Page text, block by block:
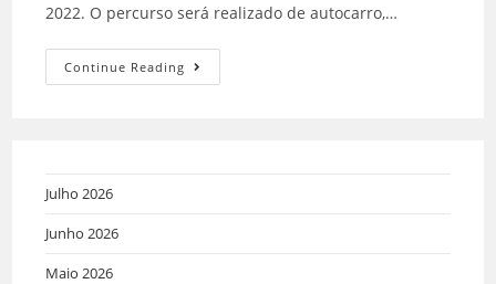
2022. O percurso será realizado de autocarro,…
Continue Reading
Julho 2026
Junho 2026
Maio 2026